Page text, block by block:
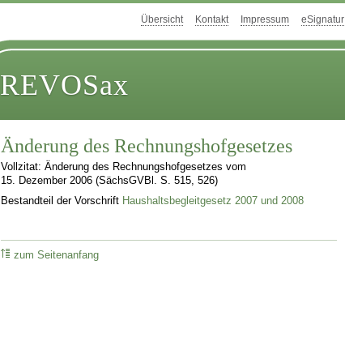
Übersicht Kontakt Impressum eSignatur
REVOSax
Änderung des Rechnungshofgesetzes
Vollzitat: Änderung des Rechnungshofgesetzes vom
15. Dezember 2006 (SächsGVBl. S. 515, 526)
Bestandteil der Vorschrift Haushaltsbegleitgesetz 2007 und 2008
zum Seitenanfang